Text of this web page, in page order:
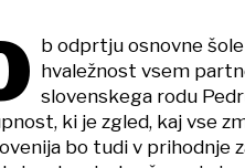
b odprtju osnovne
hvaležnost vsem
slovenskega rodu
ki je zgled, kaj vse
bo tudi v prihodnje